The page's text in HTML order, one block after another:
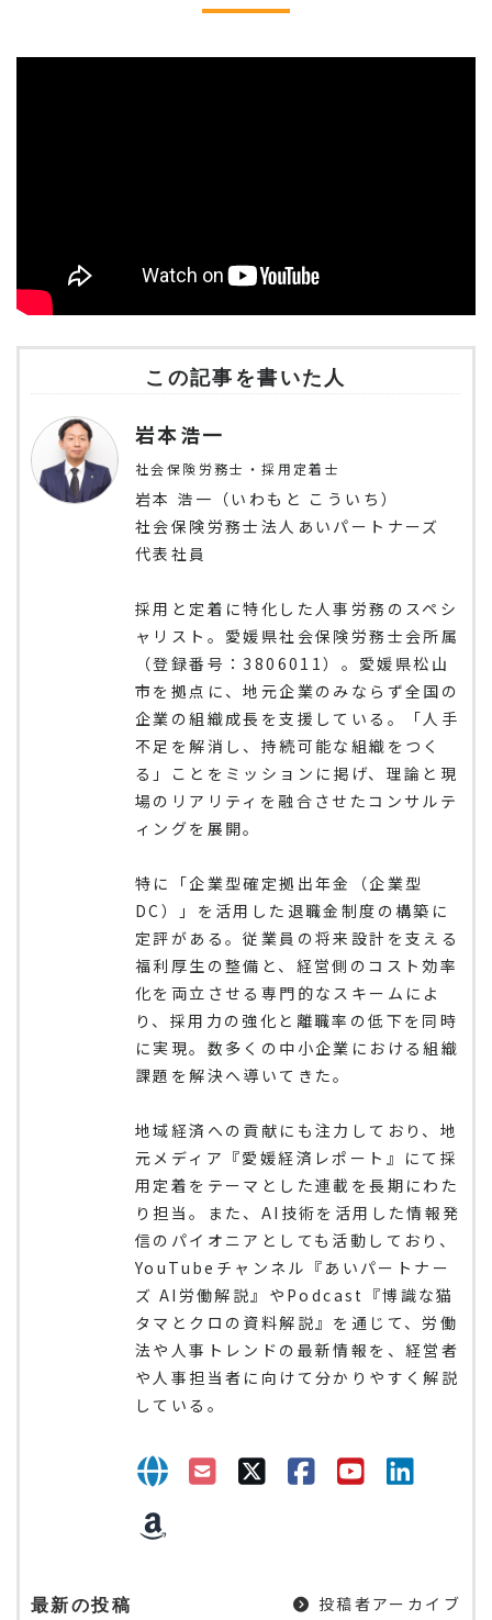
この記事を書いた人
岩本浩一
社会保険労務士・採用定着士
岩本 浩一（いわもと こういち）
社会保険労務士法人あいパートナーズ
代表社員
採用と定着に特化した人事労務のスペシ
ャリスト。愛媛県社会保険労務士会所属
（登録番号：3806011）。愛媛県松山
市を拠点に、地元企業のみならず全国の
企業の組織成長を支援している。「人手
不足を解消し、持続可能な組織をつく
る」ことをミッションに掲げ、理論と現
場のリアリティを融合させたコンサルテ
ィングを展開。
特に「企業型確定拠出年金（企業型
DC）」を活用した退職金制度の構築に
定評がある。従業員の将来設計を支える
福利厚生の整備と、経営側のコスト効率
化を両立させる専門的なスキームによ
り、採用力の強化と離職率の低下を同時
に実現。数多くの中小企業における組織
課題を解決へ導いてきた。
地域経済への貢献にも注力しており、地
元メディア『愛媛経済レポート』にて採
用定着をテーマとした連載を長期にわた
り担当。また、AI技術を活用した情報発
信のパイオニアとしても活動しており、
YouTubeチャンネル『あいパートナー
ズ AI労働解説』やPodcast『博識な猫
タマとクロの資料解説』を通じて、労働
法や人事トレンドの最新情報を、経営者
や人事担当者に向けて分かりやすく解説
している。
最新の投稿 投稿者アーカイブ